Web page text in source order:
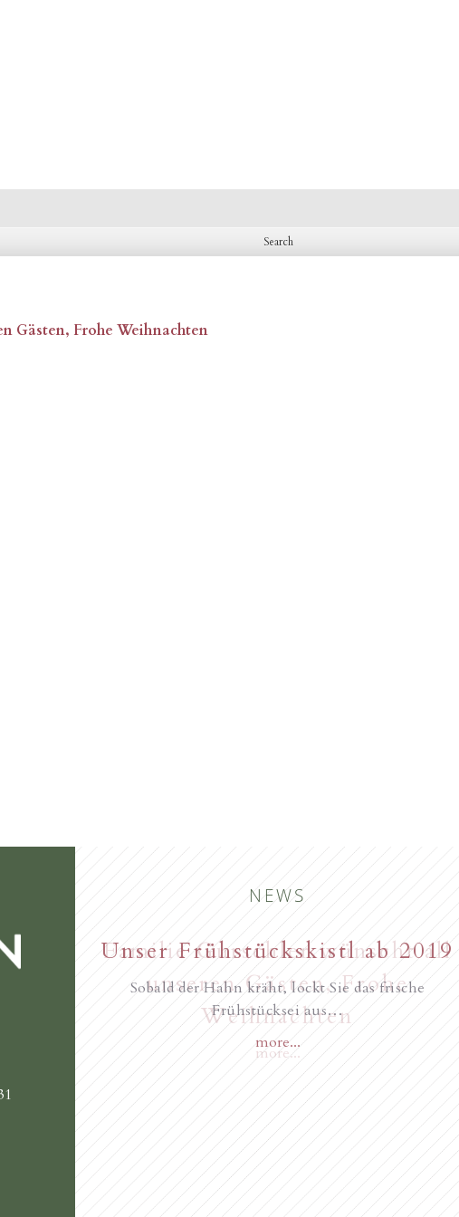
Gästen, Frohe Weihnachten
NEWS
Familie Gurschler wünscht all
unseren Gästen, Frohe
Weihnachten
Unser Frühstückskistl ab 2019
Sobald der Hahn kräht, lockt Sie das frische
Frühstücksei aus…
more...
New starting in the summer of
2017
Novità dall’anno 2018